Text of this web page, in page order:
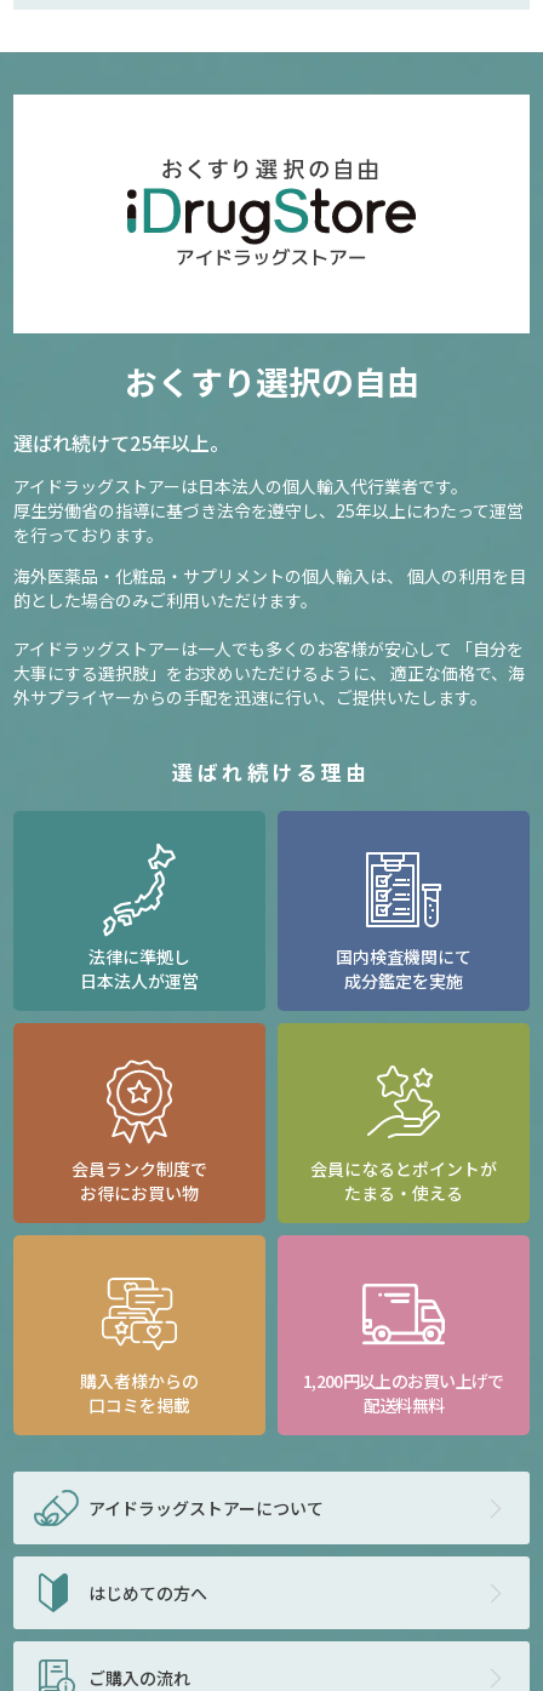
おくすり選択の自由
選ばれ続けて25年以上。
アイドラッグストアーは日本法人の個人輸入代行業者です。
厚生労働省の指導に基づき法令を遵守し、 25年以上にわたって運営
を行っております。
海外医薬品・化粧品・サプリメントの個人輸入は、 個人の利用を目
的とした場合のみご利用いただけます。
アイドラッグストアーは一人でも多くのお客様が安心して
「自分を
大事にする選択肢」をお求めいただけるように、 適正な価格で、海
外サプライヤーからの手配を迅速に行い、ご提供いたします。
選ばれ続ける理由
法律に準拠し
日本法人が運営
国内検査機関にて
成分鑑定を実施
会員ランク制度で
お得にお買い物
会員になるとポイントが
たまる・使える
購入者様からの
口コミを掲載
1,200円以上のお買い上げで
配送料無料
アイドラッグストアーについて
はじめての方へ
ご購入の流れ